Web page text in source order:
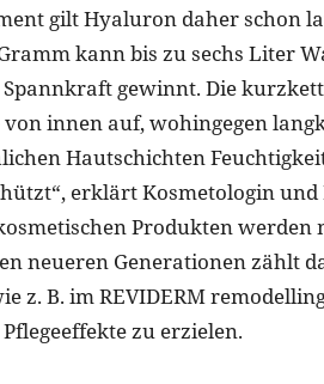
gilt Hyaluron daher schon
kann bis zu sechs Liter
gewinnt. Die
innen auf, wohingegen
Hautschichten
erklärt Kosmetologin und
Produkten
neueren Generationen zählt
z. B. im REVIDERM
zu erzielen.